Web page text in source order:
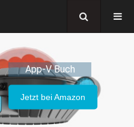
App-V Buch
Jetzt bei Amazon